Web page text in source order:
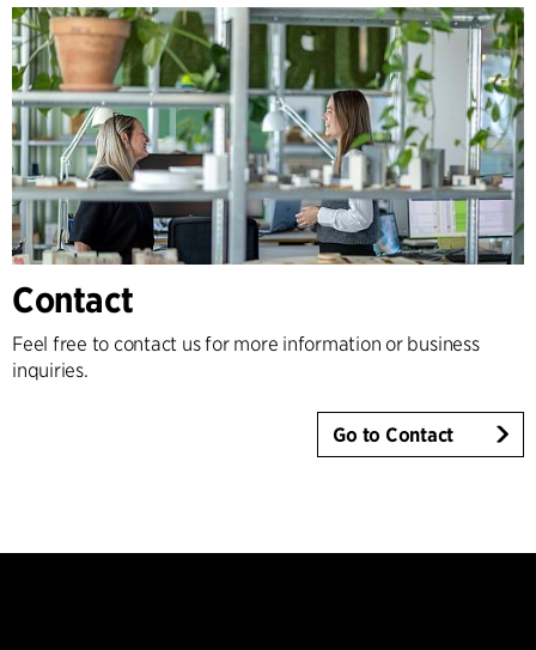
Contact
Feel free to contact us for more information or business
inquiries.
Go to Contact